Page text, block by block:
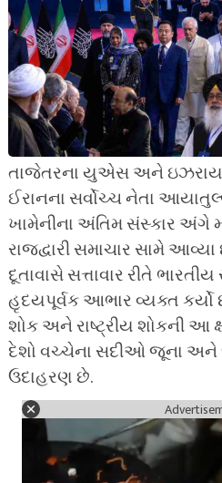
તાજેતરના યુએસ અને
ઈરાનના સર્વોચ્ચ નેતા
ખામેનીના અંતિમ સંસ્કાર અંગે
રાજદ્વારી સમાચાર સામે આવ્યા
દૂતાવાસે સત્તાવાર રીતે
હૃદયપૂર્વક આભાર વ્યક્ત
શોક અને રાષ્ટ્રીય શોકની આ
દેશો વચ્ચેના સદીઓ જૂના અને
ઉદાહરણ છે.